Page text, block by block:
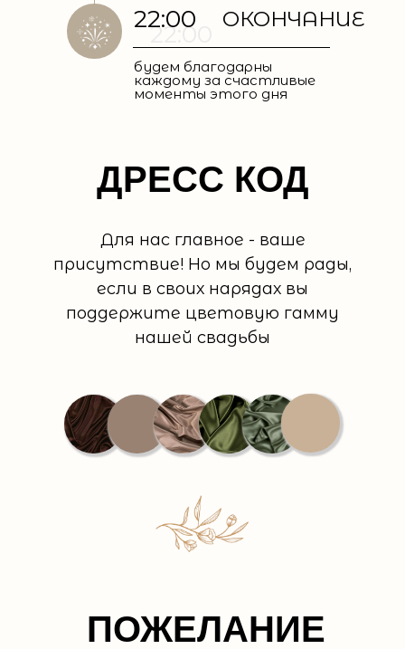
22:00
22:00 ОКОНЧАНИЕ
будем благодарны
каждому за счастливые
моменты этого дня
ДРЕСС КОД
Для нас главное - ваше
присутствие! Но мы будем рады,
если в своих нарядах вы
поддержите цветовую гамму
нашей свадьбы
ПОЖЕЛАНИЕ